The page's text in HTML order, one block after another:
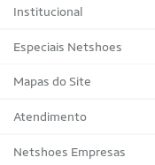
Institucional
Sobre a Netshoes
Política de Privacidade
Programa de Afiliados
Regulamentos
Especiais Netshoes
Suplementos
Corrida
Bicicletas
Mapas do Site
Marcas
Tipos de Produtos
Atendimento
Trocas e devoluções
Netshoes Empresas